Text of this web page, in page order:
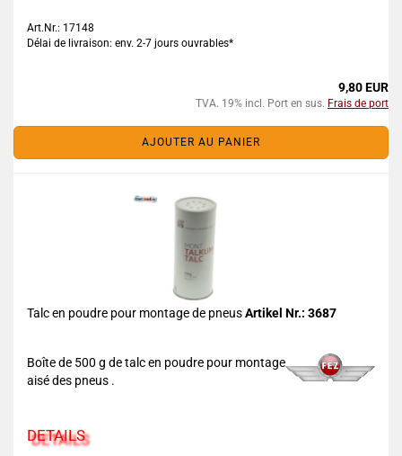
Art.Nr.: 17148
Délai de livraison: env. 2-7 jours ouvrables*
9,80 EUR
TVA. 19% incl. Port en sus. Frais de port
AJOUTER AU PANIER
Talc en poudre pour montage de pneusArtikel Nr.: 3687
Boîte de 500 g de talc en poudre pour montage
aisé des pneus .
DETAILS